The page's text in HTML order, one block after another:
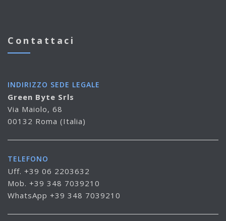
Contattaci
INDIRIZZO SEDE LEGALE
Green Byte Srls
Via Maiolo, 68
00132 Roma (Italia)
TELEFONO
Uff. +39 06 2203632
Mob. +39 348 7039210
WhatsApp +39 348 7039210